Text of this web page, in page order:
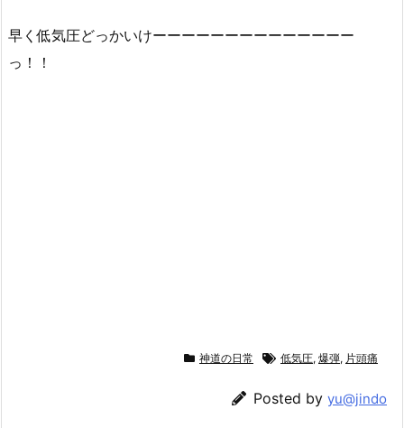
早く低気圧どっかいけーーーーーーーーーーーーーー
っ！！
神道の日常 低気圧, 爆弾, 片頭痛
Posted by yu@jindo